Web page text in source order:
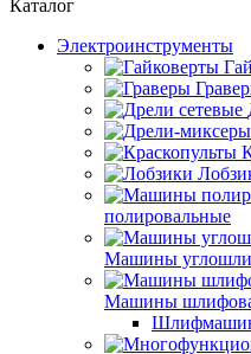
Каталог
Электроинструменты
полировальные
Машины
Машины